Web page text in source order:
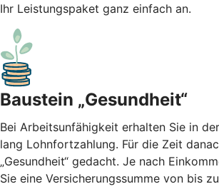
Ihr Leistungspaket ganz einfach an.
Baustein „Gesundheit“
Bei Arbeitsunfähigkeit erhalten Sie in
lang Lohnfortzahlung. Für die Zeit
„Gesundheit“ gedacht. Je nach
Sie eine Versicherungssumme von bis